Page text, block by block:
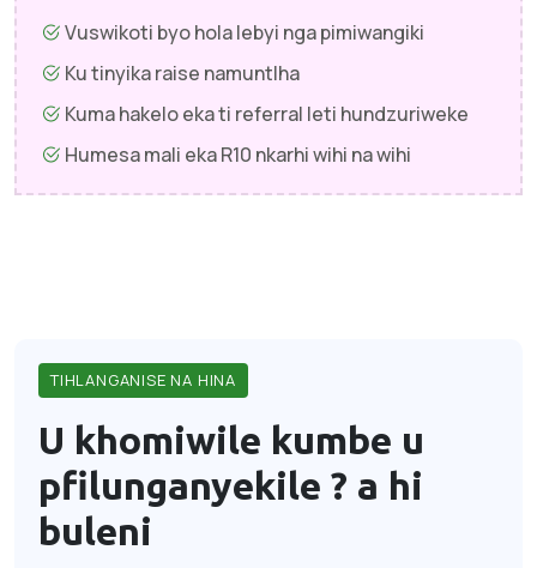
Vuswikoti byo hola lebyi nga pimiwangiki
Ku tinyika raise namuntlha
Kuma hakelo eka ti referral leti hundzuriweke
Humesa mali eka R10 nkarhi wihi na wihi
TIHLANGANISE NA HINA
U khomiwile kumbe u
pfilunganyekile ? a hi
buleni